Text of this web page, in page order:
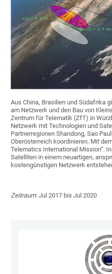
Aus China, Brasilien und Südafrika
am Netzwerk und den Bau von
Zentrum für Telematik (ZfT) in
Netzwerk mit Technologien und
Partnerregionen Shandong, Sao
Oberösterreich koordinieren. Mit
Telematics International Mission“.
Satelliten in einem neuartigen,
kostengünstigen Netzwerk
Zeitraum: Jul 2017 bis Jul 2020